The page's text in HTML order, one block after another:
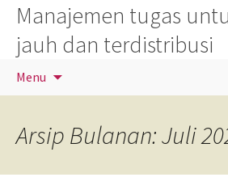
Manajemen tugas
jauh dan terdistribusi
Menu
Arsip Bulanan: Juli